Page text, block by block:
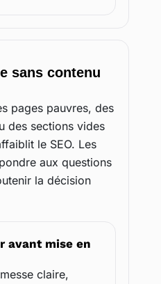
sans contenu
pages pauvres, des
des sections vides
le SEO. Les
aux questions
la décision
avant mise en
claire,